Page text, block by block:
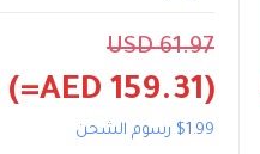
USD 61.97
(=AED 159.31)
$1.99 رسوم الشحن